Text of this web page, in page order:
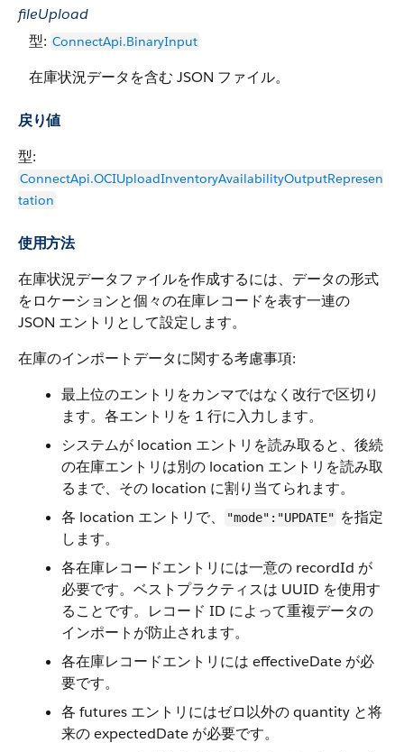
fileUpload
型: ConnectApi.BinaryInput
在庫状況データを含む JSON ファイル。
戻り値
型:
ConnectApi.OCIUploadInventoryAvailabilityOutputRepresen
tation
使用方法
在庫状況データファイルを作成するには、データの形式
をロケーションと個々の在庫レコードを表す一連の
JSON エントリとして設定します。
在庫のインポートデータに関する考慮事項:
最上位のエントリをカンマではなく改行で区切り
ます。各エントリを 1 行に入力します。
システムが location エントリを読み取ると、後続
の在庫エントリは別の location エントリを読み取
るまで、その location に割り当てられます。
各 location エントリで、
"mode":"UPDATE" を指定
します。
各在庫レコードエントリには一意の recordId が
必要です。ベストプラクティスは UUID を使用す
ることです。レコード ID によって重複データの
インポートが防止されます。
各在庫レコードエントリには effectiveDate が必
要です。
各 futures エントリにはゼロ以外の quantity と将
来の expectedDate が必要です。